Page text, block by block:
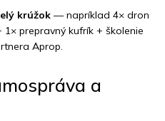
krúžok — napríklad 4× dron
prepravný kufrík + školenie
Aprop.
a